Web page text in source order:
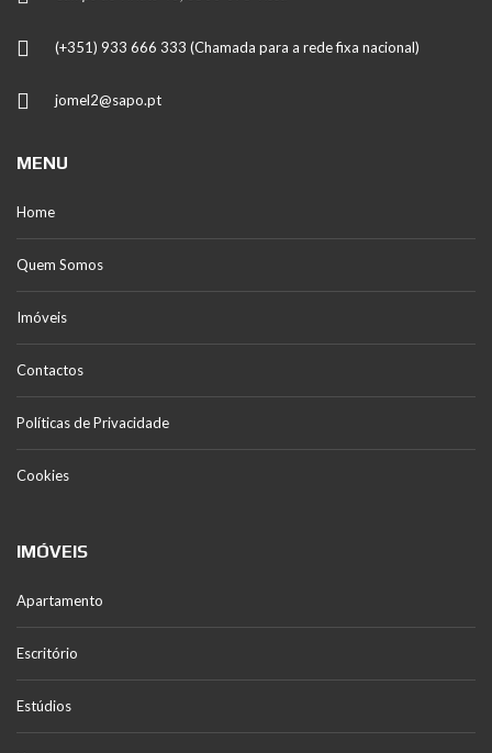
(+351) 933 666 333 (Chamada para a rede fixa nacional)
jomel2@sapo.pt
MENU
Home
Quem Somos
Imóveis
Contactos
Políticas de Privacidade
Cookies
IMÓVEIS
Apartamento
Escritório
Estúdios